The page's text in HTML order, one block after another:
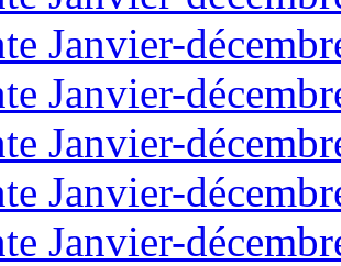
Janvier-
Janvier-
Janvier-
Janvier-
Janvier-